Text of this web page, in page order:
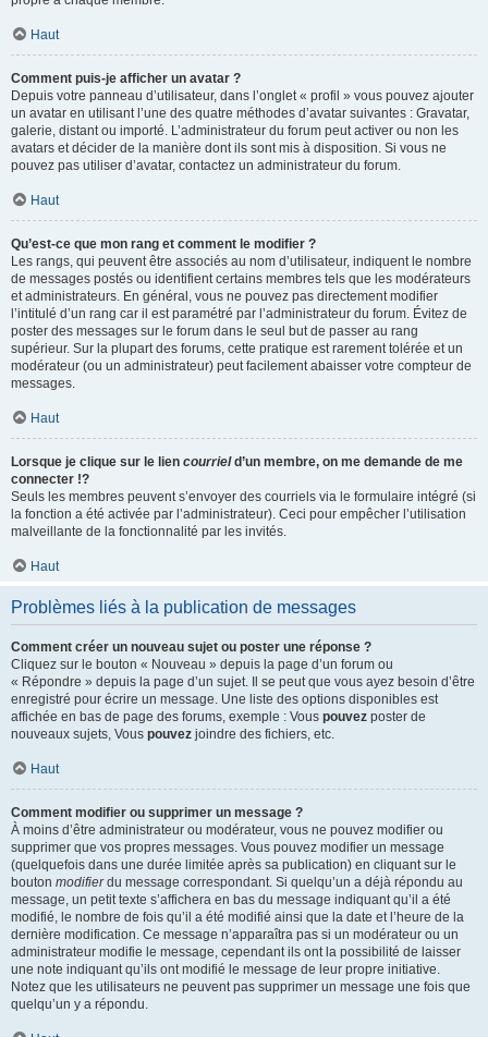
Haut
Comment puis-je afficher un avatar ?
Depuis votre panneau d’utilisateur, dans l’onglet « profil » vous pouvez ajouter
un avatar en utilisant l’une des quatre méthodes d’avatar suivantes : Gravatar,
galerie, distant ou importé. L’administrateur du forum peut activer ou non les
avatars et décider de la manière dont ils sont mis à disposition. Si vous ne
pouvez pas utiliser d’avatar, contactez un administrateur du forum.
Haut
Qu’est-ce que mon rang et comment le modifier ?
Les rangs, qui peuvent être associés au nom d’utilisateur, indiquent le nombre
de messages postés ou identifient certains membres tels que les modérateurs
et administrateurs. En général, vous ne pouvez pas directement modifier
l’intitulé d’un rang car il est paramétré par l’administrateur du forum. Évitez de
poster des messages sur le forum dans le seul but de passer au rang
supérieur. Sur la plupart des forums, cette pratique est rarement tolérée et un
modérateur (ou un administrateur) peut facilement abaisser votre compteur de
messages.
Haut
Lorsque je clique sur le lien courrield’un membre, on me demande de me
connecter !?
Seuls les membres peuvent s’envoyer des courriels via le formulaire intégré (si
la fonction a été activée par l’administrateur). Ceci pour empêcher l’utilisation
malveillante de la fonctionnalité par les invités.
Haut
Problèmes liés à la publication de messages
Comment créer un nouveau sujet ou poster une réponse ?
Cliquez sur le bouton « Nouveau » depuis la page d’un forum ou
« Répondre » depuis la page d’un sujet. Il se peut que vous ayez besoin d’être
enregistré pour écrire un message. Une liste des options disponibles est
affichée en bas de page des forums, exemple : Vous pouvez poster de
nouveaux sujets, Vous pouvez joindre des fichiers, etc.
Haut
Comment modifier ou supprimer un message ?
À moins d’être administrateur ou modérateur, vous ne pouvez modifier ou
supprimer que vos propres messages. Vous pouvez modifier un message
(quelquefois dans une durée limitée après sa publication) en cliquant sur le
bouton modifierdu message correspondant. Si quelqu’un a déjà répondu au
message, un petit texte s’affichera en bas du message indiquant qu’il a été
modifié, le nombre de fois qu’il a été modifié ainsi que la date et l’heure de la
dernière modification. Ce message n’apparaîtra pas si un modérateur ou un
administrateur modifie le message, cependant ils ont la possibilité de laisser
une note indiquant qu’ils ont modifié le message de leur propre initiative.
Notez que les utilisateurs ne peuvent pas supprimer un message une fois que
quelqu’un y a répondu.